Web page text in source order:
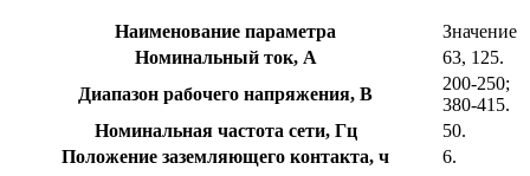
Наименование параметра
Значение
Номинальный ток, А
63, 125.
Диапазон рабочего напряжения, В
200-250;
380-415.
Номинальная частота сети, Гц
50.
Положение заземляющего контакта, ч
6.